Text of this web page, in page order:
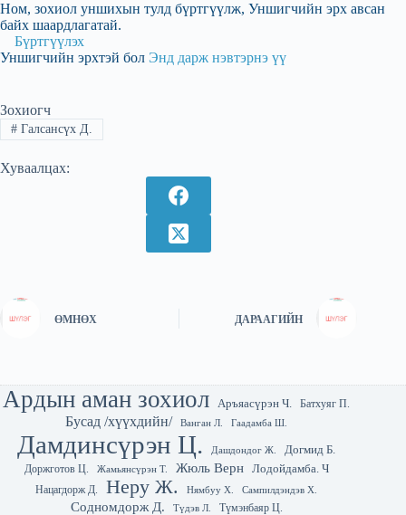
Ном, зохиол уншихын тулд бүртгүүлж, Уншигчийн эрх авсан
байх шаардлагатай.
Бүртгүүлэх
Уншигчийн эрхтэй бол Энд дарж нэвтэрнэ үү
Зохиогч
#Галсансүх Д.
Хуваалцах:
ӨМНӨХ ДАРААГИЙН
Ардын аман зохиол Аръяасүрэн Ч. Батхуяг П.
Бусад /хүүхдийн/ Ванган Л. Гаадамба Ш.
Дамдинсүрэн Ц. Дашдондог Ж.
Догмид Б.
Доржготов Ц.
Жамьянсүрэн Т. Жюль Верн Лодойдамба. Ч
Нацагдорж Д. Неру Ж. Нямбуу Х. Сампилдэндэв Х.
Содномдорж Д. Түдэв Л. Түмэнбаяр Ц.